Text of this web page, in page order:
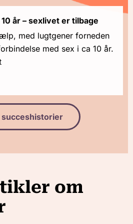
år – sexlivet er tilbage
med lugtgener forneden
med sex i ca 10 år.
succeshistorier
om